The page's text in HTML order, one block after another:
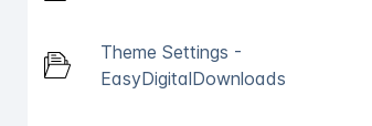
Theme Settings -
EasyDigitalDownloads